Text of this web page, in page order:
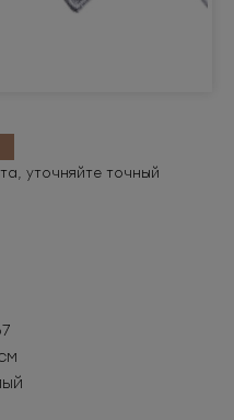
уточняйте точный